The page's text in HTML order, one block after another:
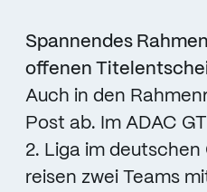
Spannendes
offenen
Auch in den
Post ab. Im ADAC
2. Liga im deutschen
reisen zwei Teams